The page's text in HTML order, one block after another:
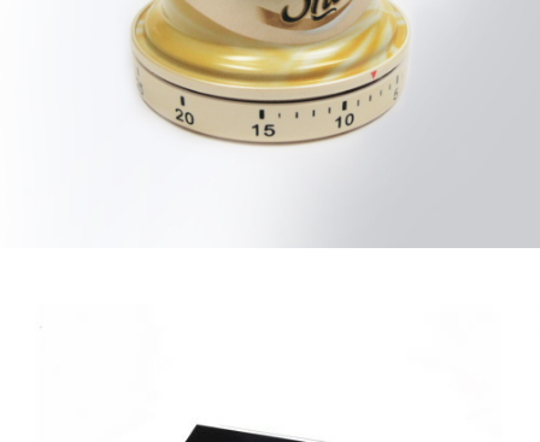
SONDERLÖSUNGEN
WAS MACHT ZWEYLOEVEN SO?
LINKS AUF UNSERER WEBSITE